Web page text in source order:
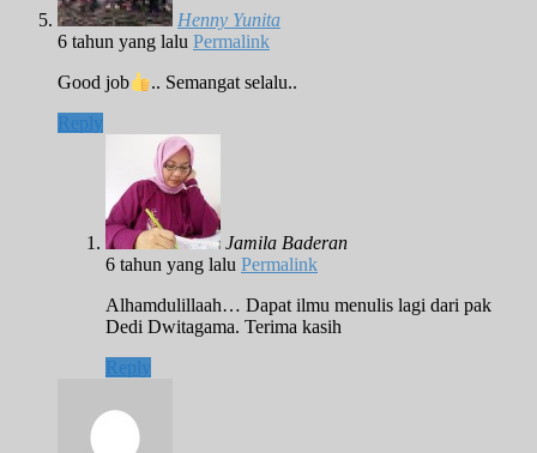
Henny Yunita
6 tahun yang lalu Permalink
Good job
.. Semangat selalu..
Reply
Jamila Baderan
6 tahun yang lalu Permalink
Alhamdulillaah… Dapat ilmu menulis lagi dari pak
Dedi Dwitagama. Terima kasih
Reply